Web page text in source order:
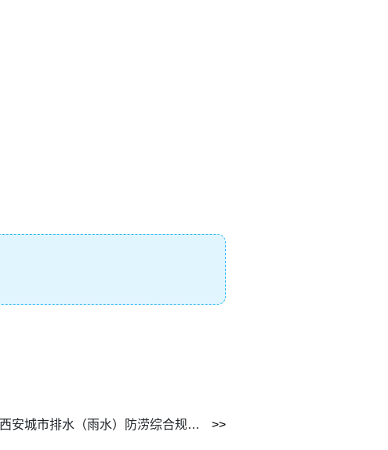
西安市新暴雨强度公式《西安城市排水（雨水）防涝综合规划》截图.png